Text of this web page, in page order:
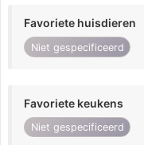
Favoriete huisdieren
Niet gespecificeerd
Favoriete keukens
Niet gespecificeerd